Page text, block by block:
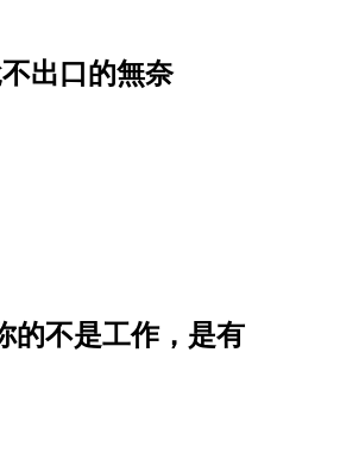
出口的無奈
的不是工作，是有